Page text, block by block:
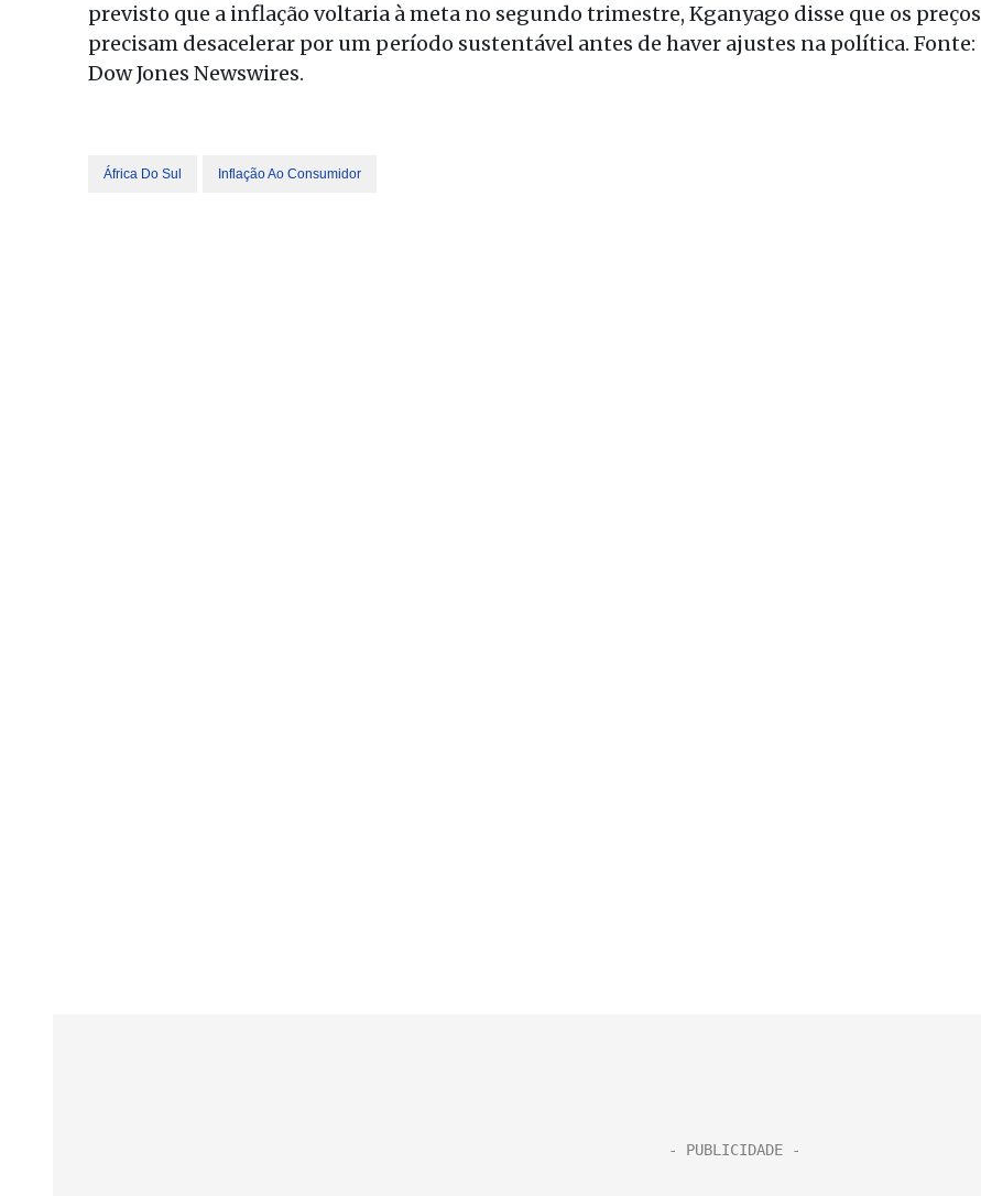
previsto que a inflação voltaria à meta no segundo trimestre, Kganyago disse que os preços
precisam desacelerar por um período sustentável antes de haver ajustes na política. Fonte:
Dow Jones Newswires.
África Do Sul Inflação Ao Consumidor